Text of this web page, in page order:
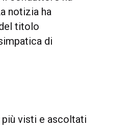
notizia ha
titolo
di